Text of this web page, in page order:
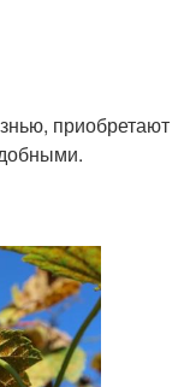
приобретают